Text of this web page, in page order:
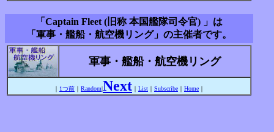
「Captain Fleet (旧称 本国艦隊司令官) 」は
「軍事・艦船・航空機リング」の主催者です。
軍事・艦船・航空機リング
｜ 1つ前 ｜ Random|Next ｜ List ｜ Subscribe ｜ Home ｜